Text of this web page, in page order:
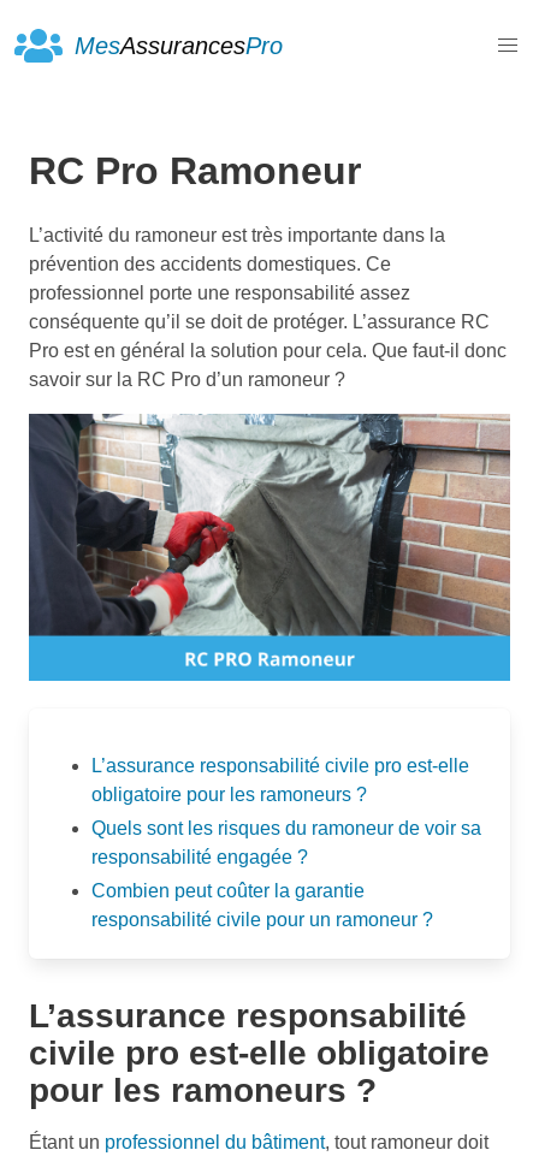
MesAssurancesPro
RC Pro Ramoneur
L’activité du ramoneur est très importante dans la
prévention des accidents domestiques. Ce
professionnel porte une responsabilité assez
conséquente qu’il se doit de protéger. L’assurance RC
Pro est en général la solution pour cela. Que faut-il donc
savoir sur la RC Pro d’un ramoneur ?
L’assurance responsabilité civile pro est-elle
obligatoire pour les ramoneurs ?
Quels sont les risques du ramoneur de voir sa
responsabilité engagée ?
Combien peut coûter la garantie
responsabilité civile pour un ramoneur ?
L’assurance responsabilité
civile pro est-elle obligatoire
pour les ramoneurs ?
Étant un professionnel du bâtiment, tout ramoneur doit